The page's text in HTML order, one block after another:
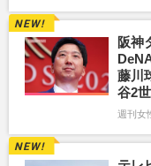
阪神
藤川
谷2
週刊女